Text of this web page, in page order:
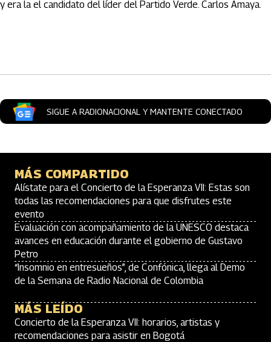
y era la el candidato del líder del Partido Verde. Carlos Amaya.
SIGUE A RADIONACIONAL Y MANTENTE CONECTADO
MÁS COMPARTIDO
Alístate para el Concierto de la Esperanza VII: Estas son
todas las recomendaciones para que disfrutes este
evento
Evaluación con acompañamiento de la UNESCO destaca
avances en educación durante el gobierno de Gustavo
Petro
“Insomnio en entresueños”, de Confónica, llega al Demo
de la Semana de Radio Nacional de Colombia
MÁS LEÍDO
Concierto de la Esperanza VII: horarios, artistas y
recomendaciones para asistir en Bogotá